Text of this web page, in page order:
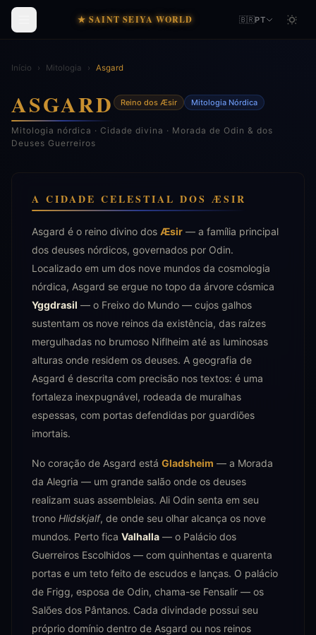
★ SAINT SEIYA WORLD 🇧🇷PT
Início › Mitologia › Asgard
ASGARD Reino dos Æsir Mitologia Nórdica
Mitologia nórdica · Cidade divina · Morada de Odin & dos
Deuses Guerreiros
A CIDADE CELESTIAL DOS ÆSIR
Asgard é o reino divino dos Æsir — a família principal
dos deuses nórdicos, governados por Odin.
Localizado em um dos nove mundos da cosmologia
nórdica, Asgard se ergue no topo da árvore cósmica
Yggdrasil — o Freixo do Mundo — cujos galhos
sustentam os nove reinos da existência, das raízes
mergulhadas no brumoso Niflheim até as luminosas
alturas onde residem os deuses. A geografia de
Asgard é descrita com precisão nos textos: é uma
fortaleza inexpugnável, rodeada de muralhas
espessas, com portas defendidas por guardiões
imortais.
No coração de Asgard está Gladsheim — a Morada
da Alegria — um grande salão onde os deuses
realizam suas assembleias. Ali Odin senta em seu
trono Hlidskjalf, de onde seu olhar alcança os nove
mundos. Perto fica Valhalla — o Palácio dos
Guerreiros Escolhidos — com quinhentas e quarenta
portas e um teto feito de escudos e lanças. O palácio
de Frigg, esposa de Odin, chama-se Fensalir — os
Salões dos Pântanos. Cada divindade possui seu
próprio domínio dentro de Asgard ou nos reinos